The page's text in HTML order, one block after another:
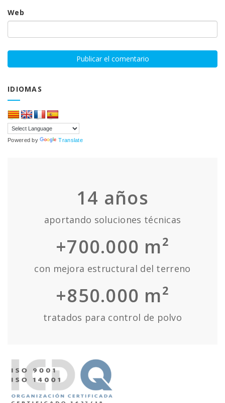
Web
IDIOMAS
Powered by Translate
14 años
aportando soluciones técnicas
+700.000 m²
con mejora estructural del terreno
+850.000 m²
tratados para control de polvo